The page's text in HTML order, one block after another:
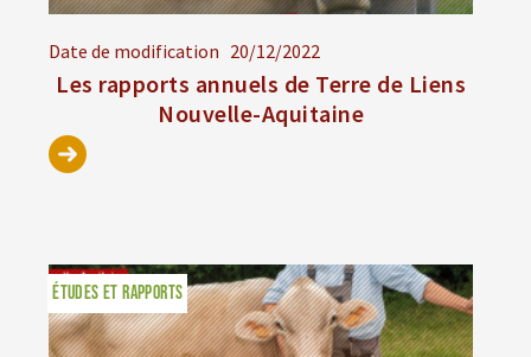
Date de modification 20/12/2022
Les rapports annuels de Terre de Liens
Nouvelle-Aquitaine
ÉTUDES ET RAPPORTS